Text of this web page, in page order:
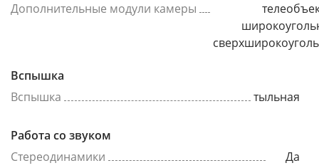
Дополнительные модули камеры
Вспышка
Вспышка
тыльная
Работа со звуком
Стереодинамики
Да